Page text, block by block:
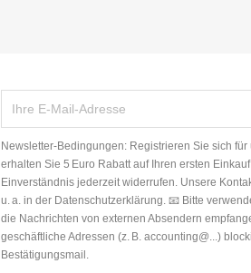
Newsletter-Bedingungen: Registrieren Sie sich
erhalten Sie 5 Euro Rabatt auf Ihren ersten
Einverständnis jederzeit widerrufen. Unsere
u. a. in der Datenschutzerklärung. 📧 Bitte
die Nachrichten von externen Absendern
geschäftliche Adressen (z. B. accounting@...)
Bestätigungsmail.